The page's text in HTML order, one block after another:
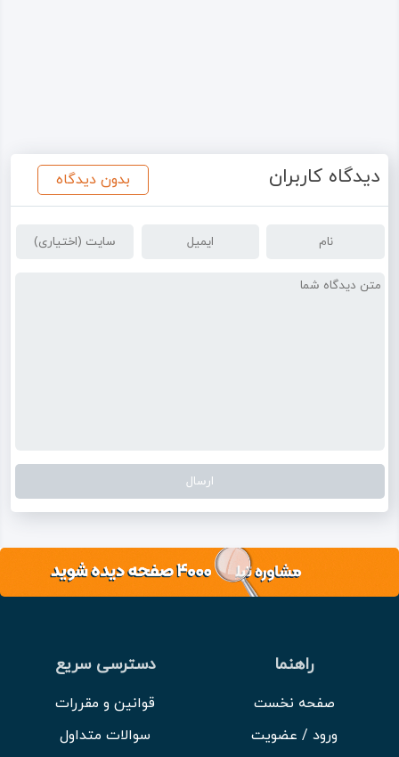
دیدگاه کاربران بدون دیدگاه
راهنما
صفحه نخست
ورود / عضویت
دسترسی سریع
قوانین و مقررات
سوالات متداول